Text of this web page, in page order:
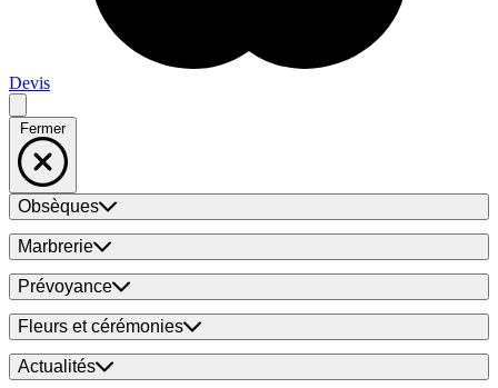
Devis
Fermer
Obsèques
Marbrerie
Prévoyance
Fleurs et cérémonies
Actualités